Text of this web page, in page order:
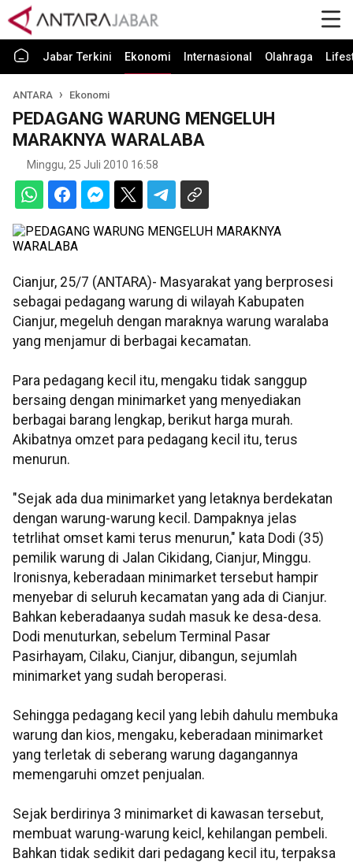
Jabar Terkini Ekonomi Internasional Olahraga
ANTARA Ekonomi
PEDAGANG WARUNG MENGELUH
MARAKNYA WARALABA
Minggu, 25 Juli 2010 16:58
Cianjur, 25/7 (ANTARA)- Masyarakat yang berprosesi
sebagai pedagang warung di wilayah Kabupaten
Cianjur, megeluh dengan maraknya warung waralaba
yang menjamur di berbagai kecamatan.
Para pedagang kecil itu, mengaku tidak sanggup
bersaing dengan minimarket yang menyediakan
berbagai barang lengkap, berikut harga murah.
Akibatnya omzet para pedagang kecil itu, terus
menurun.
"Sejak ada dua minimarket yang letaknya berdekatan
dengan warung-warung kecil. Dampaknya jelas
tetrlihat omset kami terus menurun," kata Dodi (35)
pemilik warung di Jalan Cikidang, Cianjur, Minggu.
Ironisnya, keberadaan minimarket tersebut hampir
menyebar di seluruh kecamatan yang ada di Cianjur.
Bahkan keberadaanya sudah masuk ke desa-desa.
Dodi menuturkan, sebelum Terminal Pasar
Pasirhayam, Cilaku, Cianjur, dibangun, sejumlah
minimarket yang sudah beroperasi.
Sehingga pedagang kecil yang lebih dahulu membuka
warung dan kios, mengaku, keberadaan minimarket
yang terletak di seberang warung dagangannya
memengaruhi omzet penjualan.
Sejak berdirinya 3 minimarket di kawasan tersebut,
membuat warung-warung keicl, kehilangan pembeli.
Bahkan tidak sedikit dari pedagang kecil itu, terpaksa